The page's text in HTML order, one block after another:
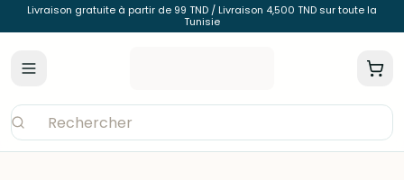
Livraison gratuite à partir de 99 TND / Livraison 4,500 TND sur toute la
Tunisie